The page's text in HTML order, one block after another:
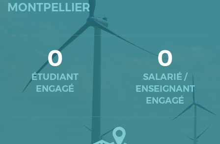
MONTPELLIER
0
ÉTUDIANT
ENGAGÉ
0
SALARIÉ /
ENSEIGNANT
ENGAGÉ